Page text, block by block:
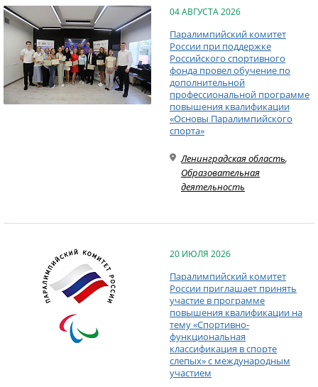
04 АВГУСТА 2026
Паралимпийский комитет
России при поддержке
Российского спортивного
фонда провел обучение по
дополнительной
профессиональной программе
повышения квалификации
«Основы Паралимпийского
спорта»
Ленинградская область,
Образовательная
деятельность
20 ИЮЛЯ 2026
Паралимпийский комитет
России приглашает принять
участие в программе
повышения квалификации на
тему «Спортивно-
функциональная
классификация в спорте
слепых» с международным
участием